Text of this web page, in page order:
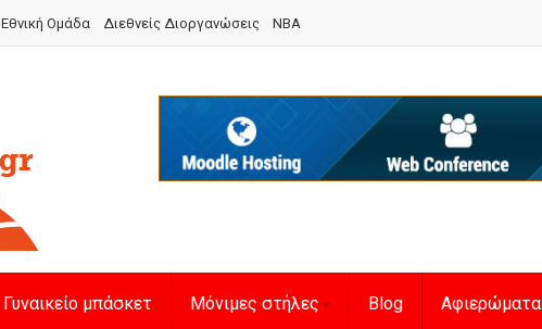
Εθνική Ομάδα Διεθνείς Διοργανώσεις NBA
Γυναικείο μπάσκετ Μόνιμες στήλες Blog Αφιερώματα